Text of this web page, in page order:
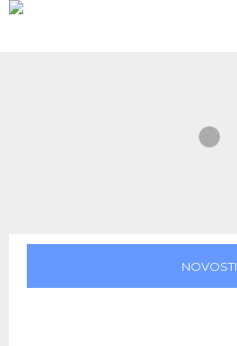
NOVOSTI